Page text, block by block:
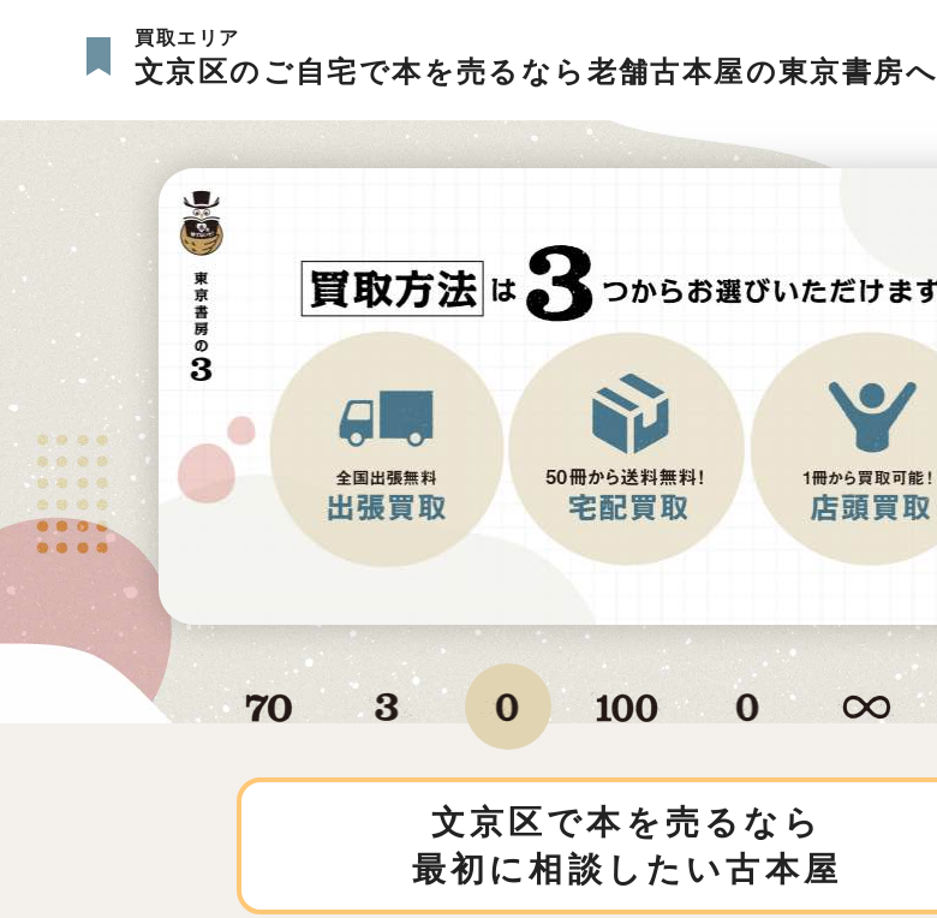
買取エリア
文京区のご自宅で本を売るなら老舗古本屋の東京書房へ
文京区で本を売るなら
最初に相談したい古本屋